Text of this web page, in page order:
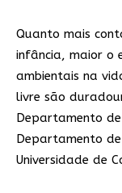
Quanto mais
infância, maior o
ambientais na
livre são
Departamento
Departamento
Universidade de